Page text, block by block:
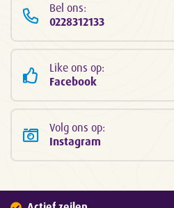
Bel ons:
0228312133
Like ons op:
Facebook
Volg ons op:
Instagram